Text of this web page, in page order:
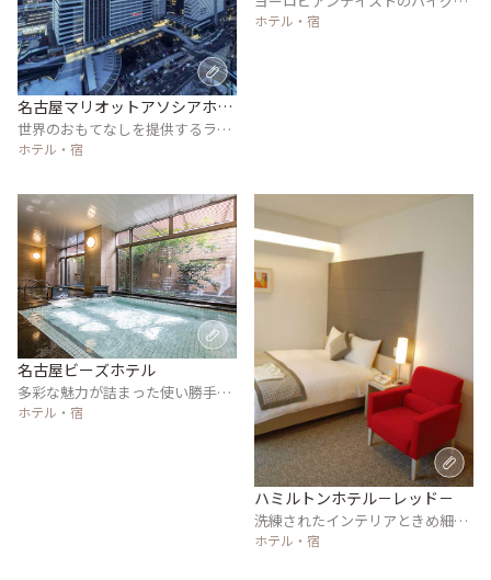
名古屋マリオットアソシアホテ
ル
世界のおもてなしを提供するラグ
ジュアリーホテル
ホテル・宿
ードなホテル
ホテル・宿
名古屋ビーズホテル
多彩な魅力が詰まった使い勝手の
いいホテル
ホテル・宿
ハミルトンホテル－レッド－
洗練されたインテリアときめ細か
なサービスが女性に好評
ホテル・宿